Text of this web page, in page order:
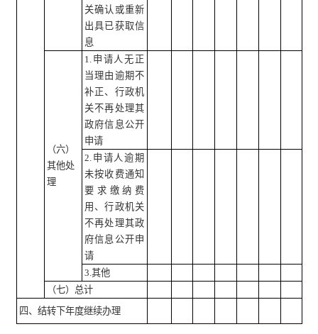
关确认或重新
出具已获取信
息
（六）
其他处
理
1.申请人无正
当理由逾期不
补正、行政机
关不再处理其
政府信息公开
申请
2.申请人逾期
未按收费通知
要求缴纳费
用、行政机关
不再处理其政
府信息公开申
请
3.其他
（七）总计
四、结转下年度继续办理